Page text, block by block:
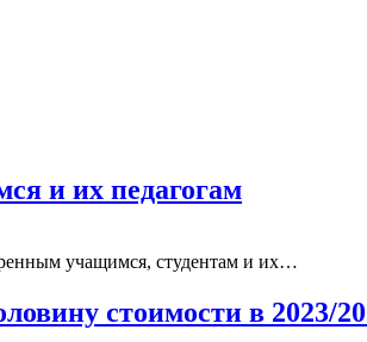
и их педагогам
учащимся, студентам и их…
стоимости в 2023/